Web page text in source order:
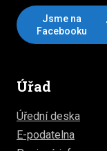
Jsme na
Facebooku
Úřad
Úřední deska
E-podatelna